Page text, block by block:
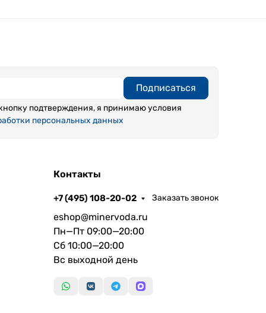
Подписаться
подтверждения, я принимаю условия
персональных данных
Контакты
+7 (495) 108-20-02 Заказать звонок
eshop@minervoda.ru
Пн—Пт 09:00—20:00
Сб 10:00—20:00
Вс выходной день